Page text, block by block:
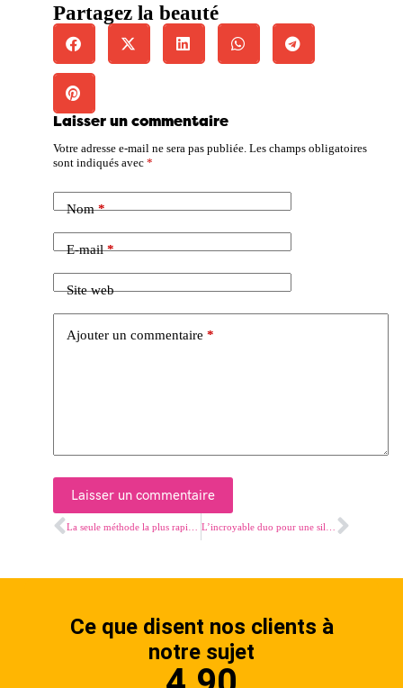
Partagez la beauté
Laisser un commentaire
Votre adresse e-mail ne sera pas publiée. Les champs obligatoires
sont indiqués avec *
Nom*
E-mail*
Site web
Ajouter un commentaire *
Laisser un commentaire